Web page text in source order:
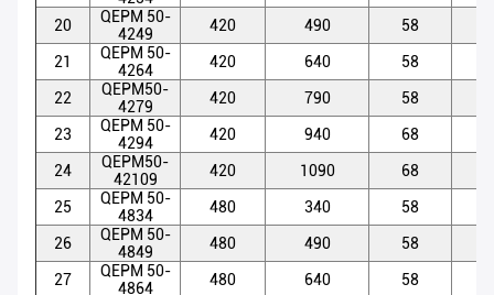
20
QEPM 50-
4249
420 490 58
21
QEPM 50-
4264
420 640 58
22
QEPM50-
4279
420 790 58
23
QEPM 50-
4294
420 940 68
24
QEPM50-
42109
420 1090 68
25
QEPM 50-
4834
480 340 58
26
QEPM 50-
4849
480 490 58
27
QEPM 50-
4864
480 640 58